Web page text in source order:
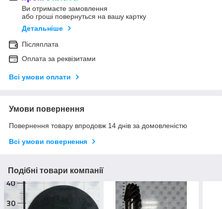
Ви отримаєте замовлення
або гроші повернуться на вашу картку
Детальніше
Післяплата
Оплата за реквізитами
Всі умови оплати
Умови повернення
Повернення товару впродовж 14 днів за домовленістю
Всі умови повернення
Подібні товари компанії